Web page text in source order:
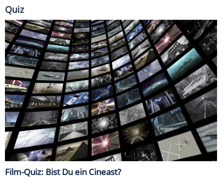
Quiz
Film-Quiz: Bist Du ein Cineast?